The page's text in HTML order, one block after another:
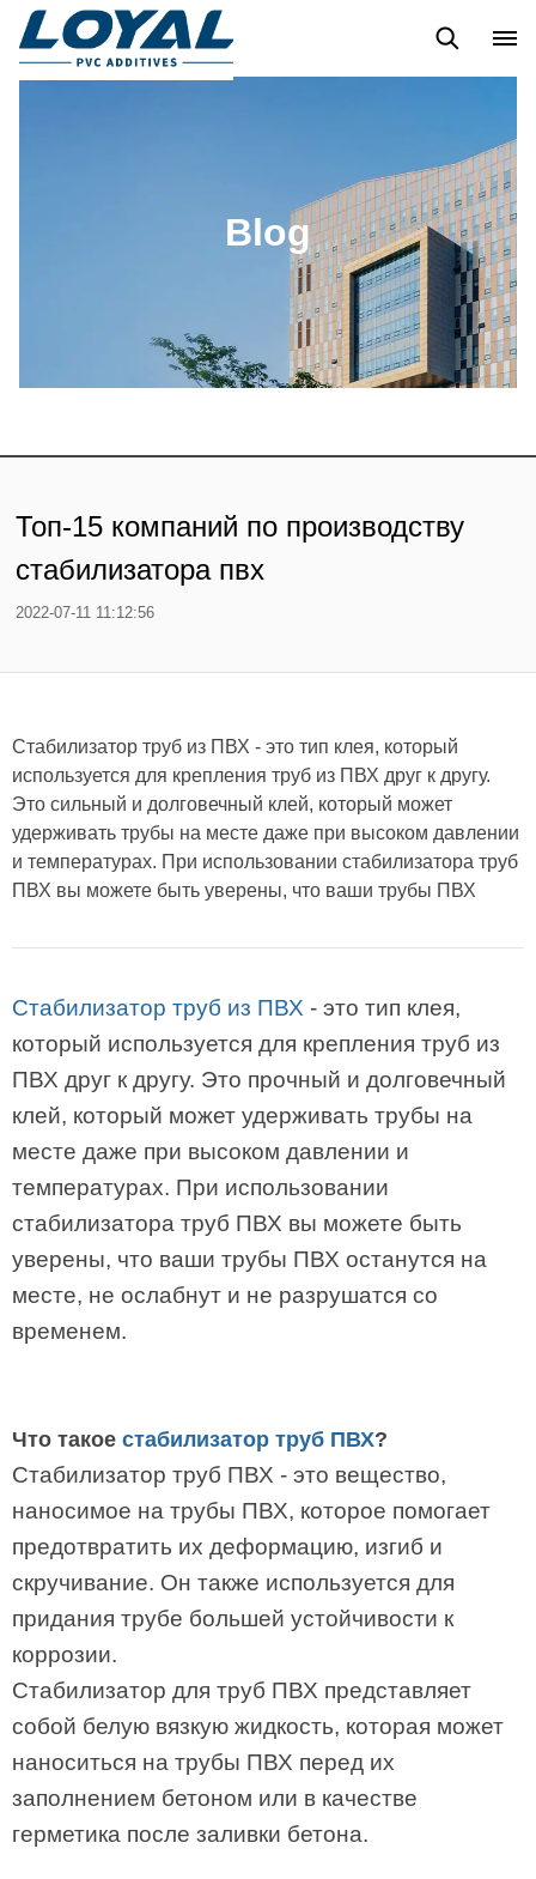
Blog
Топ-15 компаний по производству
стабилизатора пвх
2022-07-11 11:12:56
Стабилизатор труб из ПВХ - это тип клея, который
используется для крепления труб из ПВХ друг к другу.
Это сильный и долговечный клей, который может
удерживать трубы на месте даже при высоком давлении
и температурах. При использовании стабилизатора труб
ПВХ вы можете быть уверены, что ваши трубы ПВХ
Стабилизатор труб из ПВХ - это тип клея,
который используется для крепления труб из
ПВХ друг к другу. Это прочный и долговечный
клей, который может удерживать трубы на
месте даже при высоком давлении и
температурах. При использовании
стабилизатора труб ПВХ вы можете быть
уверены, что ваши трубы ПВХ останутся на
месте, не ослабнут и не разрушатся со
временем.
Что такое стабилизатор труб ПВХ?
Стабилизатор труб ПВХ - это вещество,
наносимое на трубы ПВХ, которое помогает
предотвратить их деформацию, изгиб и
скручивание. Он также используется для
придания трубе большей устойчивости к
коррозии.
Стабилизатор для труб ПВХ представляет
собой белую вязкую жидкость, которая может
наноситься на трубы ПВХ перед их
заполнением бетоном или в качестве
герметика после заливки бетона.